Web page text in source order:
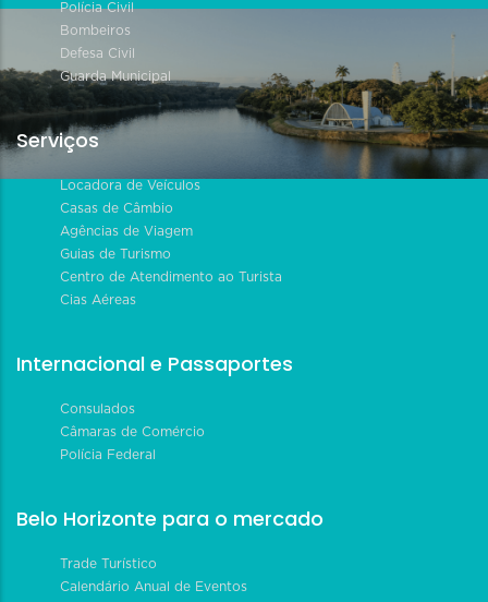
Polícia Civil
Bombeiros
Defesa Civil
Guarda Municipal
Serviços
Locadora de Veículos
Casas de Câmbio
Agências de Viagem
Guias de Turismo
Centro de Atendimento ao Turista
Cias Aéreas
Internacional e Passaportes
Consulados
Câmaras de Comércio
Polícia Federal
Belo Horizonte para o mercado
Trade Turístico
Calendário Anual de Eventos